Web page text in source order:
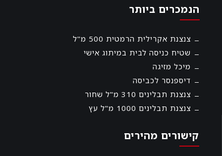
הנמכרים ביותר
צנצנת אקרילית הרמטית 500 מ"ל
שטיח כניסה לבית במיתוג אישי
מיכל מזיגה
דיספנסר לכביסה
צנצנת תבלינים 310 מ"ל שחור
צנצנת תבלינים 1000 מ"ל עץ
קישורים מהירים